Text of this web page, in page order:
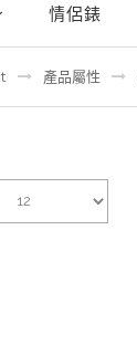
情侶錶
產品屬性